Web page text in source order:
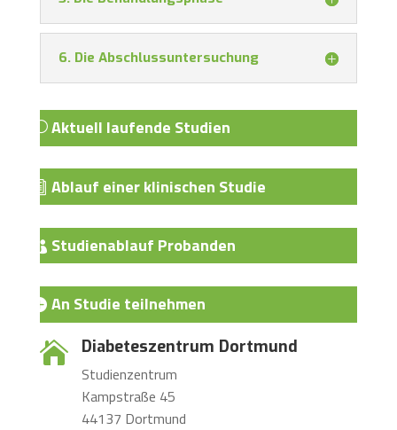
6. Die Abschlussuntersuchung
Aktuell laufende Studien
Ablauf einer klinischen Studie
Studienablauf Probanden
An Studie teilnehmen

Diabeteszentrum Dortmund
Studienzentrum
Kampstraße 45
44137 Dortmund